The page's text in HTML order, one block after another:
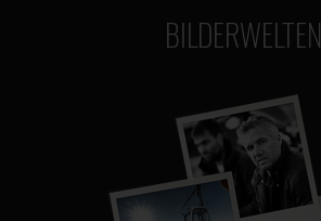
BILDERWELTEN